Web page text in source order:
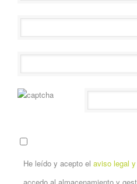
He leído y acepto el aviso legal